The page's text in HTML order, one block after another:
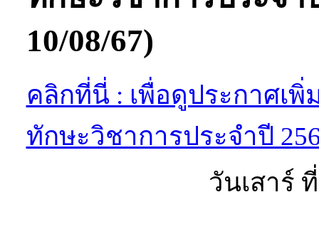
10/08/67)
คลิกที่นี่ : เพื่อดูประกาศเ
ทักษะวิชาการประจำปี
วันเสาร์